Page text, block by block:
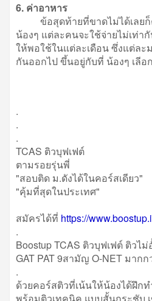
6. ค่าอาหาร
ข้อสุดท้ายที่ขาดไม่ได้เลยก็
น้องๆ แต่ละคนจะใช้จ่ายไม่เท่
ให้พอใช้ในแต่ละเดือน ซึ่งแต่ละ
กันออกไป ขึ้นอยู่กับที่ น้องๆ เลีอ
.
.
.
TCAS ติวบุฟเฟต์
ตามรอยรุ่นพี่
"สอบติด ม.ดังได้ในคอร์สเดียว"
"คุ้มที่สุดในประเทศ"
สมัครได้ที่ https://
.
Boostup TCAS ติวบุฟเฟต์ ติวไ
GAT PAT 9สามัญ O-NET มาก
.
ด้วยคอร์สติวที่เน้นให้น้องได้ฝึก